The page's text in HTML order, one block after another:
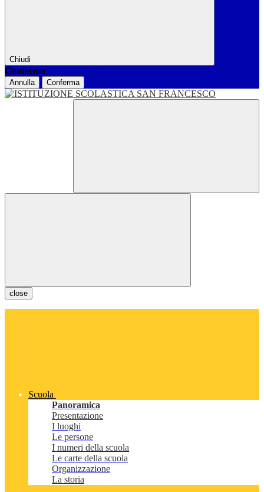
Chiudi
Conferma
Annulla Conferma
close
Scuola
Panoramica
Presentazione
I luoghi
Le persone
I numeri della scuola
Le carte della scuola
Organizzazione
La storia